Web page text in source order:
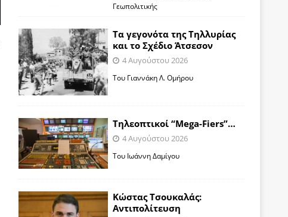
Γεωπολιτικής
Τα γεγονότα της Τηλλυρίας
και το Σχέδιο Άτσεσον
4 Αυγούστου 2026
Toυ Γιαννάκη Λ. Ομήρου
Tηλεοπτικοί “Mega-Fiers”…
4 Αυγούστου 2026
Toυ Ιωάννη Δαμίγου
Κώστας Τσουκαλάς:
Αντιπολίτευση